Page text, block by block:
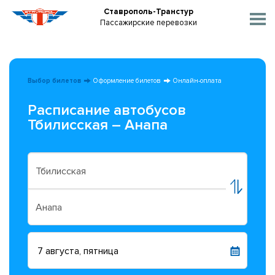
Ставрополь-Транстур
Пассажирские перевозки
Выбор билетов Оформление билетов Онлайн-оплата
Расписание автобусов
Тбилисская – Анапа